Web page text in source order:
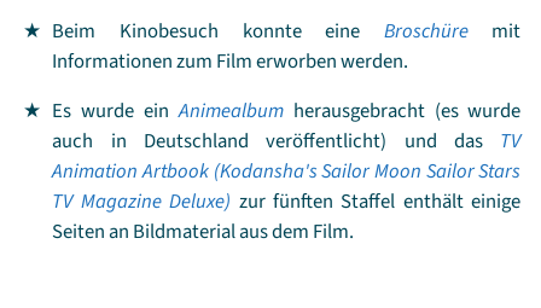
Beim Kinobesuch konnte eine Broschüremit
Informationen zum Film erworben werden.
Es wurde einAnimealbumherausgebracht (es wurde
auch in Deutschland veröffentlicht) und das TV
Animation Artbook (Kodansha's Sailor Moon Sailor Stars
TV Magazine Deluxe) zur fünften Staffel enthält einige
Seiten an Bildmaterial aus dem Film.